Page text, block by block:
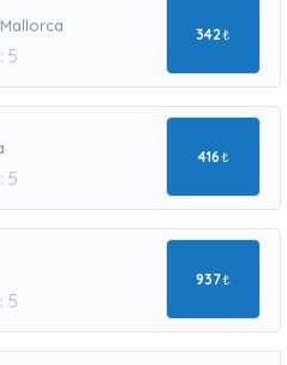
5
342₺
5
416₺
5
937₺